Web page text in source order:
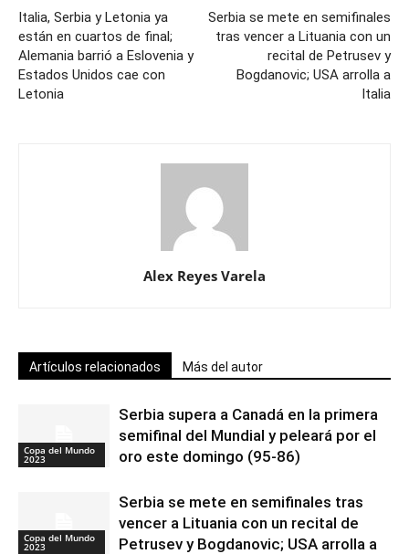
Italia, Serbia y Letonia ya
están en cuartos de final;
Alemania barrió a Eslovenia y
Estados Unidos cae con
Letonia
Serbia se mete en semifinales
tras vencer a Lituania con un
recital de Petrusev y
Bogdanovic; USA arrolla a
Italia
Alex Reyes Varela
Artículos relacionados Más del autor
Copa del Mundo
2023
Serbia supera a Canadá en la primera
semifinal del Mundial y peleará por el
oro este domingo (95-86)
Copa del Mundo
2023
Serbia se mete en semifinales tras
vencer a Lituania con un recital de
Petrusev y Bogdanovic; USA arrolla a